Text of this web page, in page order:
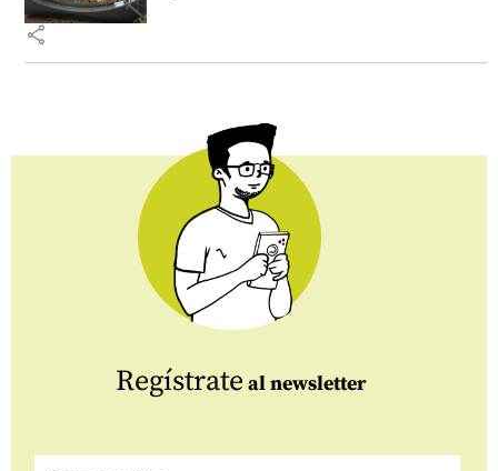
share
Regístrate al newsletter